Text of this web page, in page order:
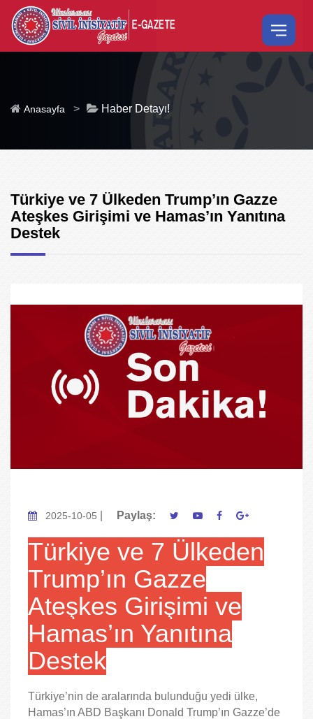
Anasayfa > Haber Detayı!
Türkiye ve 7 Ülkeden Trump’ın Gazze
Ateşkes Girişimi ve Hamas’ın Yanıtına
Destek
2025-10-05 Paylaş:
Türkiye ve 7 Ülkeden
Trump’ın Gazze
Ateşkes Girişimi ve
Hamas’ın Yanıtına
Destek
Türkiye’nin de aralarında bulunduğu yedi ülke,
Hamas’ın ABD Başkanı Donald Trump’ın Gazze’de